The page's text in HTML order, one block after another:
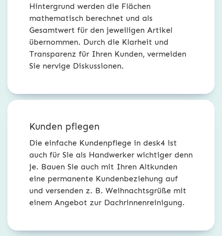
Hintergrund werden die Flächen
mathematisch berechnet und als
Gesamtwert für den jeweiligen Artikel
übernommen. Durch die Klarheit und
Transparenz für Ihren Kunden, vermeiden
Sie nervige Diskussionen.
Kunden pflegen
Die einfache Kundenpflege in desk4 ist
auch für Sie als Handwerker wichtiger denn
je. Bauen Sie auch mit Ihren Altkunden
eine permanente Kundenbeziehung auf
und versenden z. B. Weihnachtsgrüße mit
einem Angebot zur Dachrinnenreinigung.